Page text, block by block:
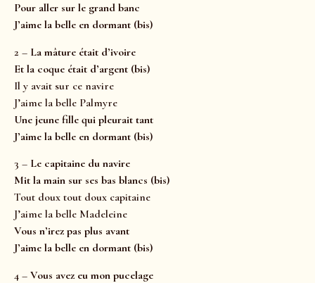
Pour aller sur le grand banc
J’aime la belle en dormant (bis)
2 – La mâture était d’ivoire
Et la coque était d’argent (bis)
Il y avait sur ce navire
J’aime la belle Palmyre
Une jeune fille qui pleurait tant
J’aime la belle en dormant (bis)
3 – Le capitaine du navire
Mit la main sur ses bas blancs (bis)
Tout doux tout doux capitaine
J’aime la belle Madeleine
Vous n’irez pas plus avant
J’aime la belle en dormant (bis)
4 – Vous avez eu mon pucelage